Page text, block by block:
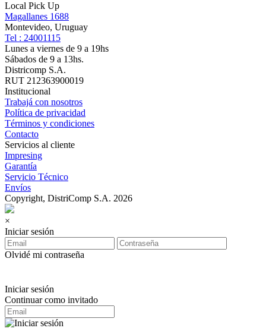
Local Pick Up
Magallanes 1688
Montevideo, Uruguay
Tel : 24001115
Lunes a viernes de 9 a 19hs
Sábados de 9 a 13hs.
Districomp S.A.
RUT 212363900019
Institucional
Trabajá con nosotros
Política de privacidad
Términos y condiciones
Contacto
Servicios al cliente
Impresing
Garantía
Servicio Técnico
Envíos
Copyright, DistriComp S.A. 2026
×
Iniciar sesión
Olvidé mi contraseña
Iniciar sesión
Continuar como invitado